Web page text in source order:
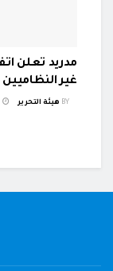
مدريد تعلن
غير
BY هيئة التحرير